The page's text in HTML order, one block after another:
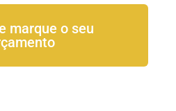
marque o seu